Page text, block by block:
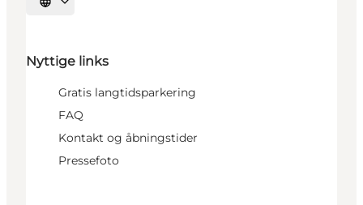
Vælg sprog
Nyttige links
Gratis langtidsparkering
FAQ
Kontakt og åbningstider
Pressefoto